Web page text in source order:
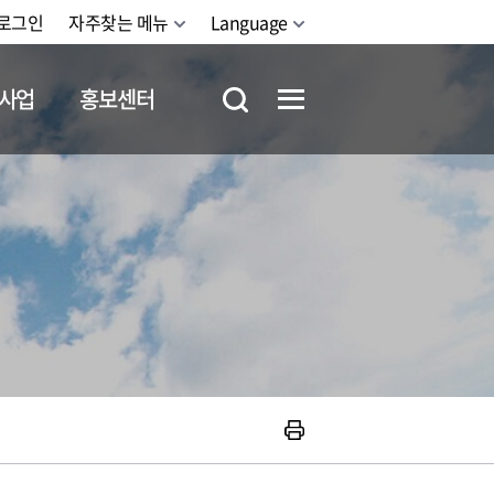
그인 자주찾는 메뉴 Language
업 홍보센터